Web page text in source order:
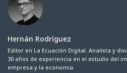
Hernán Rodríguez
Editor en La Ecuación Digital. Analista y
30 años de experiencia en el estudio del
empresa y la economía.